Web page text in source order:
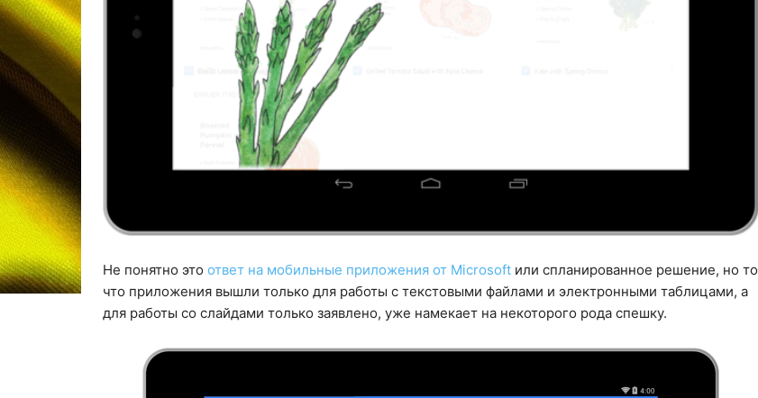
Не понятно это ответ на мобильные приложения от Microsoft или спланированное решение, но то
что приложения вышли только для работы с текстовыми файлами и электронными таблицами, а
для работы со слайдами только заявлено, уже намекает на некоторого рода спешку.